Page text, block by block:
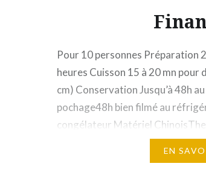
Pour 10 personnes Préparation
heures Cuisson 15 à 20 mn pour
cm) Conservation Jusqu’à 48h
pochage48h bien filmé au
congélateur Matériel
unieMoule à financier
sel50g miel160g blancs
EN